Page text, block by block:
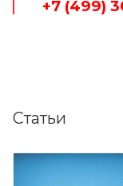
+7 (499)
Статьи